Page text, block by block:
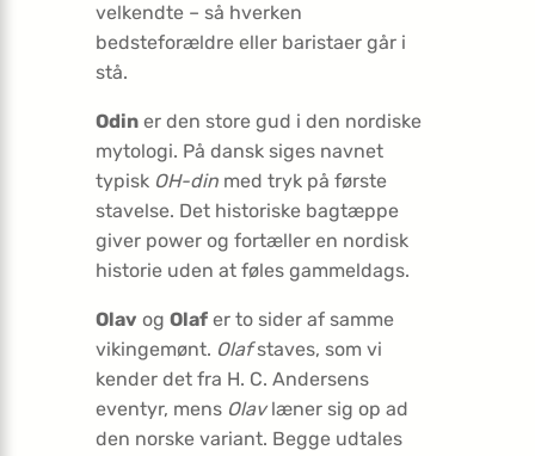
velkendte – så hverken
bedsteforældre eller baristaer går i
stå.
Odin er den store gud i den nordiske
mytologi. På dansk siges navnet
typisk OH-din med tryk på første
stavelse. Det historiske bagtæppe
giver power og fortæller en nordisk
historie uden at føles gammeldags.
Olav og Olaf er to sider af samme
vikingemønt. Olafstaves, som vi
kender det fra H. C. Andersens
eventyr, mens Olavlæner sig op ad
den norske variant. Begge udtales